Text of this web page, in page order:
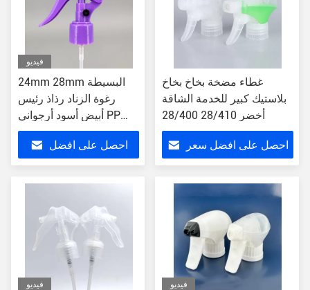
فيديو
24mm 28mm البسيطة
رغوة الزناد رذاذ رئيس
أبيض أسود أرجواني PP
مستحضرات التجميل
التعبئة الصغيرة
احصل على افضل
غطاء مضخة بخاخ بخاخ
بلاستيك كبير للخدمة الشاقة
أخضر 28/410 28/400
احصل على افضل سعر
فيديو فيديو